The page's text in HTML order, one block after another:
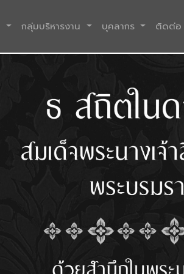
กลุ่มบริหารงาน บุคลากร ติดต่อ